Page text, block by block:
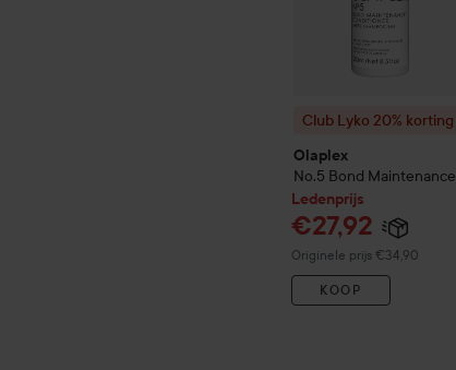
Club Lyko 20% korting
Olaplex
No.5 Bond Maintenance
Conditioner
Ledenprijs
€27,92
Originele prijs €34,90
Normale prijs €34,90
KOOP